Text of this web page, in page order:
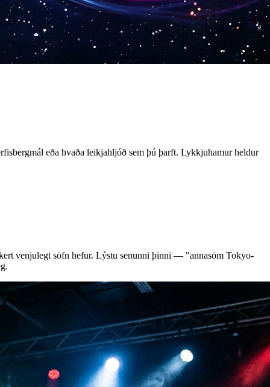
eða hvaða leikjahljóð sem þú þarft. Lykkjuhamur heldur
venjulegt söfn hefur. Lýstu senunni þinni — "annasöm Tokyo-